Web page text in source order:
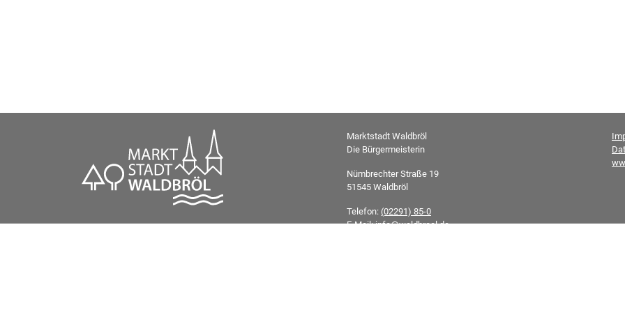
Marktstadt Waldbröl
Die Bürgermeisterin
Nümbrechter Straße 19
51545 Waldbröl
Telefon: (02291) 85-0
E-Mail:info@waldbroel.de